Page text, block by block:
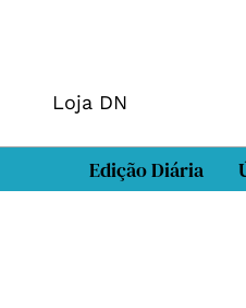
Loja DN
Edição Diária